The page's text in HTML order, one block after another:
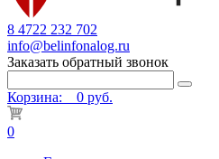
8 4722 232 702
info@belinfonalog.ru
Заказать обратный звонок
Корзина: 0 руб.
0